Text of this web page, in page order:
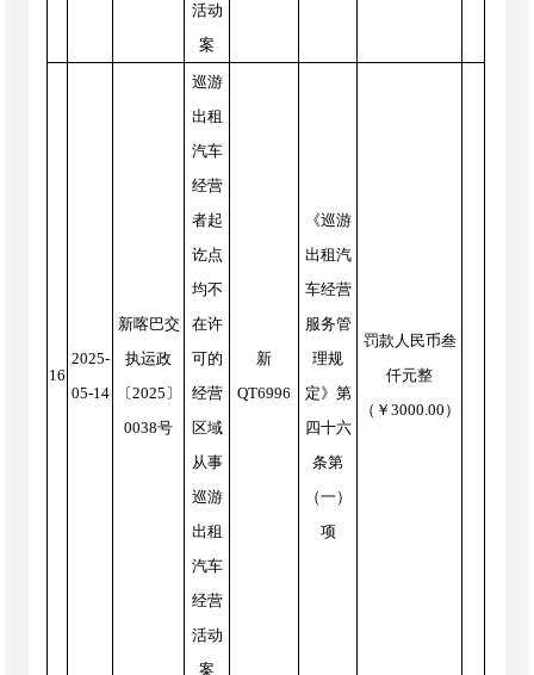
活动
案
16
2025-
05-14
新喀巴交
执运政
〔2025〕
0038号
巡游
出租
汽车
经营
者起
讫点
均不
在许
可的
经营
区域
从事
巡游
出租
汽车
经营
活动
案
新
QT6996
《巡游
出租汽
车经营
服务管
理规
定》第
四十六
条第
（一）
项
罚款人民币叁
仟元整
（￥3000.00）